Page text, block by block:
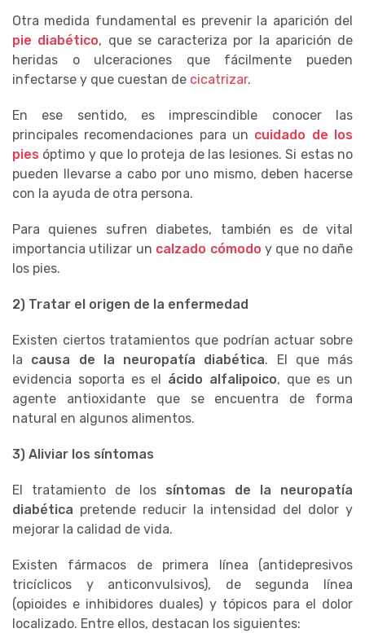
Otra medida fundamental es prevenir la aparición del
pie diabético, que se caracteriza por la aparición de
heridas o ulceraciones que fácilmente pueden
infectarse y que cuestan de cicatrizar.
En ese sentido, es imprescindible conocer las
principales recomendaciones para un cuidado de los
pies óptimo y que lo proteja de las lesiones. Si estas no
pueden llevarse a cabo por uno mismo, deben hacerse
con la ayuda de otra persona.
Para quienes sufren diabetes, también es de vital
importancia utilizar un calzado cómodo y que no dañe
los pies.
2) Tratar el origen de la enfermedad
Existen ciertos tratamientos que podrían actuar sobre
la causa de la neuropatía diabética. El que más
evidencia soporta es el ácido alfalipoico, que es un
agente antioxidante que se encuentra de forma
natural en algunos alimentos.
3) Aliviar los síntomas
El tratamiento de los síntomas de la neuropatía
diabética pretende reducir la intensidad del dolor y
mejorar la calidad de vida.
Existen fármacos de primera línea (antidepresivos
tricíclicos y anticonvulsivos), de segunda línea
(opioides e inhibidores duales) y tópicos para el dolor
localizado. Entre ellos, destacan los siguientes: